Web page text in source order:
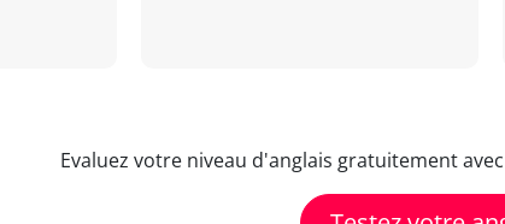
Evaluez votre niveau d'anglais gratuitement